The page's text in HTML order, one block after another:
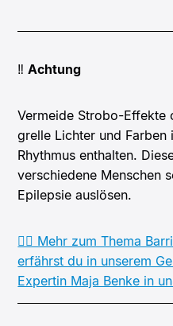
‼️Achtung
Vermeide Strobo-Effekte
grelle Lichter und Farben
Rhythmus enthalten.
verschiedene Menschen
Epilepsie auslösen.
👉🏻 Mehr zum Thema
erfährst du in unserem
Expertin Maja Benke in